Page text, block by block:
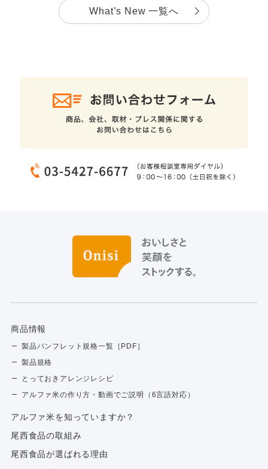
What’s New 一覧へ
商品情報
製品パンフレット規格一覧［PDF］
製品規格
とっておきアレンジレシピ
アルファ米の作り方・動画でご説明（6言語対応）
アルファ⽶を知っていますか？
尾西食品の取組み
尾西食品が選ばれる理由